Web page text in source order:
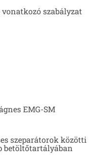
vonatkozó szabályzat
EMG-SM
szeparátorok közötti
betöltőtartályában